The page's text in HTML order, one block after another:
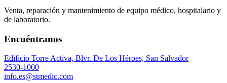
Venta, reparación y mantenimiento de equipo médico, hospitalario y
de laboratorio.
Encuéntranos
Edificio Torre Activa, Blvr. De Los Héroes, San Salvador
2530-1000
info.es@stmedic.com